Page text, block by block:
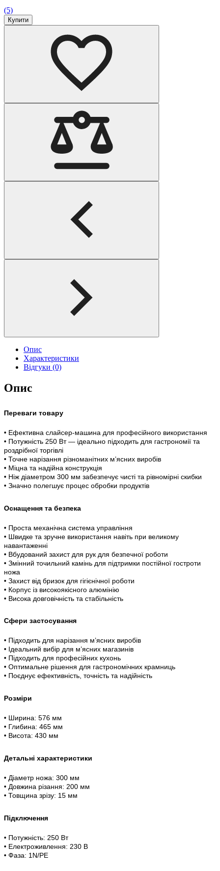
(5)
Купити
Опис
Характеристики
Відгуки (0)
Опис
Переваги товару
• Ефективна слайсер-машина для професійного використання
• Потужність 250 Вт — ідеально підходить для гастрономії та
роздрібної торгівлі
• Точне нарізання різноманітних м’ясних виробів
• Міцна та надійна конструкція
• Ніж діаметром 300 мм забезпечує чисті та рівномірні скибки
• Значно полегшує процес обробки продуктів
Оснащення та безпека
• Проста механічна система управління
• Швидке та зручне використання навіть при великому
навантаженні
• Вбудований захист для рук для безпечної роботи
• Змінний точильний камінь для підтримки постійної гостроти
ножа
• Захист від бризок для гігієнічної роботи
• Корпус із високоякісного алюмінію
• Висока довговічність та стабільність
Сфери застосування
• Підходить для нарізання м’ясних виробів
• Ідеальний вибір для м’ясних магазинів
• Підходить для професійних кухонь
• Оптимальне рішення для гастрономічних крамниць
• Поєднує ефективність, точність та надійність
Розміри
• Ширина: 576 мм
• Глибина: 465 мм
• Висота: 430 мм
Детальні характеристики
• Діаметр ножа: 300 мм
• Довжина різання: 200 мм
• Товщина зрізу: 15 мм
Підключення
• Потужність: 250 Вт
• Електроживлення: 230 В
• Фаза: 1N/PE